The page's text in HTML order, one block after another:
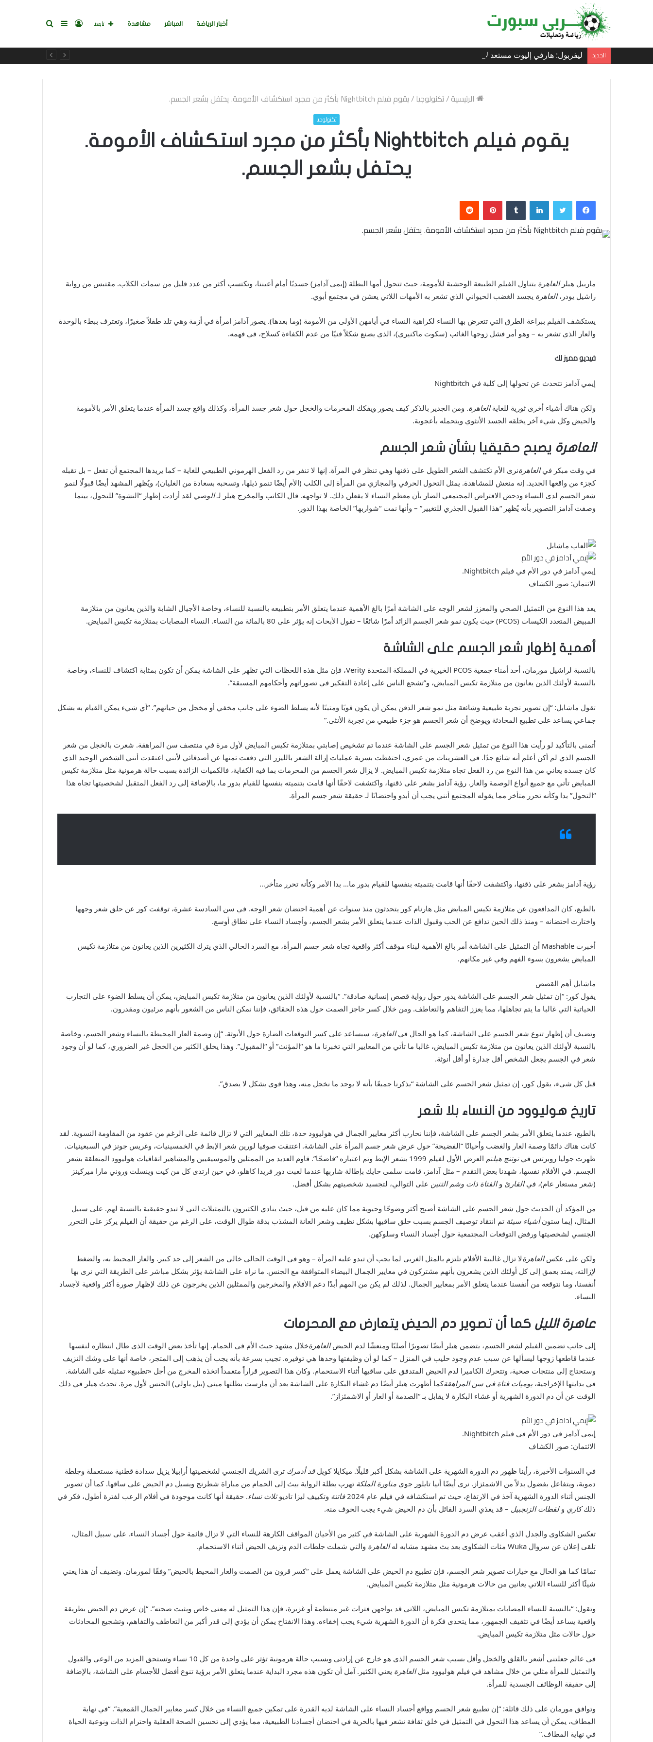
أخبار الرياضة المباشر مشاهدة بحثإضافةتسجيل تابعنا
الجديد ليفربول: هارفي إليوت مستعد لاغتنام “الفرصة الثانية” في آنفيلد
الرئيسية/تكنولوجيا /يقوم فيلم Nightbitch بأكثر من مجرد استكشاف الأمومة. يحتفل بشعر الجسم.
تكنولوجيا
يقوم فيلم Nightbitch بأكثر من مجرد استكشاف الأمومة.
يحتفل بشعر الجسم.
فيسبوكتويتر لينكدإن بينتيريست
مارييل هيلرالعاهرة يتناول الفيلم الطبيعة الوحشية للأمومة، حيث تتحول أمها البطلة (إيمي آدامز) جسديًا أمام أعيننا، وتكتسب أكثر من عدد قليل من سمات الكلاب. مقتبس من رواية
راشيل يودر،العاهرة يجسد الغضب الحيواني الذي تشعر به الأمهات اللاتي يعشن في مجتمع أبوي.
يستكشف الفيلم ببراعة الطرق التي تتعرض بها النساء لكراهية النساء في أيامهن الأولى من الأمومة (وما بعدها). يصور آدامز امرأة في أزمة وهي تلد طفلاً صغيرًا، وتعترف ببطء بالوحدة
والعار الذي تشعر به – وهو أمر فشل زوجها الغائب (سكوت ماكنيري)، الذي يصنع شكلاً فنيًا من عدم الكفاءة كسلاح، في فهمه.
فيديو مميز لك
إيمي آدامز تتحدث عن تحولها إلى كلبة في Nightbitch
ولكن هناك أشياء أخرى ثورية للغايةالعاهرة. ومن الجدير بالذكر كيف يصور ويفكك المحرمات والخجل حول شعر جسد المرأة، وكذلك واقع جسد المرأة عندما يتعلق الأمر بالأمومة
والحيض وكل شيء آخر يخلقه الجسد الأنثوي ويتحمله بأعجوبة.
العاهرة يصبح حقيقيا بشأن شعر الجسم
في وقت مبكر فيالعاهرةنرى الأم تكتشف الشعر الطويل على ذقنها وهي تنظر في المرآة. إنها لا تنفر من رد الفعل الهرموني الطبيعي للغاية – كما يريدها المجتمع أن تفعل – بل تقبله
كجزء من واقعها الجديد. إنه منعش للمشاهدة. يمثل التحول الحرفي والمجازي من المرأة إلى الكلب (الأم أيضًا تنمو ذيلها، وتسحبه بسعادة من الغليان)، ويُظهر المشهد أيضًا قبولًا لنمو
شعر الجسم لدى النساء ودحض الافتراض المجتمعي الضار بأن معظم النساء لا يفعلن ذلك. لا تواجهه. قال الكاتب والمخرج هيلر لـالوصي لقد أرادت إظهار “النشوة” للتحول، بينما
وصفت آدامز التصوير بأنه يُظهر “هذا القبول الجذري للتغيير” – وأنها نمت “شواربها” الخاصة بهذا الدور.
إيمي آدامز في دور الأم في فيلم Nightbitch.
الائتمان: صور الكشاف
يعد هذا النوع من التمثيل الصحي والمعزز لشعر الوجه على الشاشة أمرًا بالغ الأهمية عندما يتعلق الأمر بتطبيعه بالنسبة للنساء، وخاصة الأجيال الشابة والذين يعانون من متلازمة
المبيض المتعدد الكيسات (PCOS) حيث يكون نمو شعر الجسم الزائد أمرًا شائعًا – تقول الأبحاث إنه يؤثر على 80 بالمائة من النساء. النساء المصابات بمتلازمة تكيس المبايض.
أهمية إظهار شعر الجسم على الشاشة
بالنسبة لراشيل مورمان، أحد أمناء جمعية PCOS الخيرية في المملكة المتحدة Verity، فإن مثل هذه اللحظات التي تظهر على الشاشة يمكن أن تكون بمثابة اكتشاف للنساء، وخاصة
بالنسبة لأولئك الذين يعانون من متلازمة تكيس المبايض، و”تشجع الناس على إعادة التفكير في تصوراتهم وأحكامهم المسبقة”.
تقول ماشابل: “إن تصوير تجربة طبيعية وشائعة مثل نمو شعر الذقن يمكن أن يكون قويًا ومثبتًا لأنه يسلط الضوء على جانب مخفي أو مخجل من حياتهم”. “أي شيء يمكن القيام به بشكل
جماعي يساعد على تطبيع المحادثة ويوضح أن شعر الجسم هو جزء طبيعي من تجربة الأنثى.”
أتمنى بالتأكيد لو رأيت هذا النوع من تمثيل شعر الجسم على الشاشة عندما تم تشخيص إصابتي بمتلازمة تكيس المبايض لأول مرة في منتصف سن المراهقة. شعرت بالخجل من شعر
الجسم الذي لم أكن أعلم أنه شائع جدًا. في العشرينات من عمري، احتفظت بسرية عمليات إزالة الشعر بالليزر التي دفعت ثمنها عن أصدقائي لأنني اعتقدت أنني الشخص الوحيد الذي
كان جسده يعاني من هذا النوع من رد الفعل تجاه متلازمة تكيس المبايض. لا يزال شعر الجسم من المحرمات بما فيه الكفاية، فالكميات الزائدة بسبب حالة هرمونية مثل متلازمة تكيس
المبايض تأتي مع جميع أنواع الوصمة والعار. رؤية آدامز بشعر على ذقنها، واكتشفت لاحقًا أنها قامت بتنميته بنفسها للقيام بدور ما، بالإضافة إلى رد الفعل المتقبل لشخصيتها تجاه هذا
“التحول” بدا وكأنه تحرر متأخر مما يقوله المجتمع أنني يجب أن أبدو واحتضانًا لـ حقيقة شعر جسم المرأة.
رؤية آدامز بشعر على ذقنها، واكتشفت لاحقًا أنها قامت بتنميته بنفسها للقيام بدور ما… بدا الأمر وكأنه تحرر متأخر…
بالطبع، كان المدافعون عن متلازمة تكيس المبايض مثل هارنام كور يتحدثون منذ سنوات عن أهمية احتضان شعر الوجه. في سن السادسة عشرة، توقفت كور عن حلق شعر وجهها
واختارت احتضانه – ومنذ ذلك الحين تدافع عن الحب وقبول الذات عندما يتعلق الأمر بشعر الجسم، وأجساد النساء على نطاق أوسع.
أخبرت Mashable أن التمثيل على الشاشة أمر بالغ الأهمية لبناء موقف أكثر واقعية تجاه شعر جسم المرأة، مع السرد الحالي الذي يترك الكثيرين الذين يعانون من متلازمة تكيس
المبايض يشعرون بسوء الفهم وفي غير مكانهم.
ماشابل أهم القصص
يقول كور: “إن تمثيل شعر الجسم على الشاشة يدور حول رواية قصص إنسانية صادقة”. “بالنسبة لأولئك الذين يعانون من متلازمة تكيس المبايض، يمكن أن يسلط الضوء على التجارب
الحياتية التي غالبا ما يتم تجاهلها، مما يعزز التفاهم والتعاطف. ومن خلال كسر حاجز الصمت حول هذه الحقائق، فإننا نمكن الناس من الشعور بأنهم مرئيون ومقدرون.
وتضيف أن إظهار تنوع شعر الجسم على الشاشة، كما هو الحال فيالعاهرة، سيساعد على كسر التوقعات الضارة حول الأنوثة. “إن وصمة العار المحيطة بالنساء وشعر الجسم، وخاصة
بالنسبة لأولئك الذين يعانون من متلازمة تكيس المبايض، غالبا ما تأتي من المعايير التي تخبرنا ما هو “المؤنث” أو “المقبول”. وهذا يخلق الكثير من الخجل غير الضروري، كما لو أن وجود
شعر في الجسم يجعل الشخص أقل جدارة أو أقل أنوثة.
قبل كل شيء، يقول كور، إن تمثيل شعر الجسم على الشاشة “يذكرنا جميعًا بأنه لا يوجد ما نخجل منه، وهذا قوي بشكل لا يصدق”.
تاريخ هوليوود من النساء بلا شعر
بالطبع، عندما يتعلق الأمر بشعر الجسم على الشاشة، فإننا نحارب أكثر معايير الجمال في هوليوود حدة، تلك المعايير التي لا تزال قائمة على الرغم من عقود من المقاومة النسوية. لقد
كانت هناك دائمًا وصمة العار والغضب وأحيانًا “الفضيحة” حول عرض شعر جسم المرأة على الشاشة. اعتنقت صوفيا لورين شعر الإبط في الخمسينيات، وغريس جونز في السبعينيات.
ظهرت جوليا روبرتس فينوتنج هيل
تم العرض الأول لفيلم 1999 بشعر الإبط وتم اعتباره “فاضحًا”. قاوم العديد من الممثلين والموسيقيين والمشاهير اتفاقيات هوليوود المتعلقة بشعر
الجسم. في الأفلام نفسها، شهدنا بعض التقدم – مثل آدامز، قامت سلمى حايك بإطالة شاربها عندما لعبت دور فريدا كاهلو، في حين ارتدى كل من كيت وينسلت وروني مارا ميركينز
(شعر مستعار عام)، فيالقارئ والفتاة ذات وشم التنين على التوالي، لتجسيد شخصيتهم بشكل أفضل.
من المؤكد أن الحديث حول شعر الجسم على الشاشة أصبح أكثر وضوحًا وحيوية مما كان عليه من قبل، حيث ينادي الكثيرون بالتمثيلات التي لا تبدو حقيقية بالنسبة لهم. على سبيل
المثال، إيما ستونأشياء سيئة تم انتقاد توصيف الجسم بسبب حلق ساقيها بشكل نظيف وشعر العانة المشذب بدقة طوال الوقت، على الرغم من حقيقة أن الفيلم يركز على التحرر
الجنسي لشخصيتها ورفض التوقعات المجتمعية حول أجساد النساء وسلوكهن.
ولكن على عكسالعاهرةلا تزال غالبية الأفلام تلتزم بالمثل الغربي لما يجب أن تبدو عليه المرأة – وهو في الوقت الحالي خالي من الشعر إلى حد كبير. والعار المحيط به، والضغط
لإزالته، يمتد بعمق إلى كل أولئك الذين يشعرون بأنهم مشتركون في معايير الجمال البيضاء المتوافقة مع الجنس. ما نراه على الشاشة يؤثر بشكل مباشر على الطريقة التي نرى بها
أنفسنا، وما نتوقعه من أنفسنا عندما يتعلق الأمر بمعايير الجمال. لذلك لم يكن من المهم أبدًا دعم الأفلام والمخرجين والممثلين الذين يخرجون عن ذلك لإظهار صورة أكثر واقعية لأجساد
النساء.
عاهرة الليل كما أن تصوير دم الحيض يتعارض مع المحرمات
إلى جانب تضمين الفيلم لشعر الجسم، يتضمن هيلر أيضًا تصويرًا أصليًا ومنعشًا لدم الحيضالعاهرةخلال مشهد حيث الأم في الحمام. إنها تأخذ بعض الوقت الذي طال انتظاره لنفسها
عندما قاطعها زوجها ليسألها عن سبب عدم وجود حليب في المنزل – كما لو أن وظيفتها وحدها هي توفيره. تجيب بسرعة بأنه يجب أن يذهب إلى المتجر، خاصة أنها على وشك النزيف
وستحتاج إلى منتجات صحية، وتتحرك الكاميرا لدم الحيض المتدفق على ساقيها أثناء الاستحمام. وكان هذا التصوير قراراً متعمداً اتخذه المخرج من أجل «تطبيع» تمثيله على الشاشة.
في بدايتها الإخراجية، يوميات فتاة في سن المراهقةكما أظهرت هيلر أيضًا دم غشاء البكارة على الشاشة بعد أن مارست بطلتها ميني (بيل باولي) الجنس لأول مرة. تحدث هيلر في ذلك
الوقت عن أن دم الدورة الشهرية أو غشاء البكارة لا يقابل بـ “الصدمة أو العار أو الاشمئزاز”.
إيمي آدامز في دور الأم في فيلم Nightbitch.
الائتمان: صور الكشاف
في السنوات الأخيرة، رأينا ظهور دم الدورة الشهرية على الشاشة بشكل أكبر قليلًا. ميكايلا كويلقد أدمرك ترى الشريك الجنسي لشخصيتها أرابيلا يزيل سدادة قطنية مستعملة وجلطة
دموية، ويتفاعل بفضول بدلاً من الاشمئزاز. نرى أيضًا أنيا تايلور جوي مناورة الملكة تهرب بطلة الرواية بيث إلى الحمام من مباراة شطرنج ويسيل دم الحيض على ساقها. كما أن تصوير
الجنس أثناء الدورة الشهرية آخذ في الارتفاع، حيث تم استكشافه في فيلم عام 2024
فاتنة وتكييف ليزا تاديوثلاث نساء. حقيقة أنها كانت موجودة في أفلام الرعب لفترة أطول، فكر في
ذلككاري ولقطات الزنجبيل – قد يغذي السرد القائل بأن دم الحيض شيء يجب الخوف منه.
تعكس الشكاوى والجدل الذي أعقب عرض دم الدورة الشهرية على الشاشة في كثير من الأحيان المواقف الكارهة للنساء التي لا تزال قائمة حول أجساد النساء. على سبيل المثال،
تلقى إعلان عن سروال Wuka مئات الشكاوى بعد بث مشهد مشابه له
العاهرة والتي شملت جلطات الدم ونزيف الحيض أثناء الاستحمام.
تمامًا كما هو الحال مع خيارات تصوير شعر الجسم، فإن تطبيع دم الحيض على الشاشة يعمل على “كسر قرون من الصمت والعار المحيط بالحيض” وفقًا لمورمان. وتضيف أن هذا يعني
شيئًا أكثر للنساء اللاتي يعانين من حالات هرمونية مثل متلازمة تكيس المبايض.
وتقول: “بالنسبة للنساء المصابات بمتلازمة تكيس المبايض، اللاتي قد يواجهن فترات غير منتظمة أو غزيرة، فإن هذا التمثيل له معنى خاص ويثبت صحته”. “إن عرض دم الحيض بطريقة
واقعية يساعد أيضًا في تثقيف الجمهور، مما يتحدى فكرة أن الدورة الشهرية شيء يجب إخفاءه. وهذا الانفتاح يمكن أن يؤدي إلى قدر أكبر من التعاطف والتفاهم، وتشجيع المحادثات
حول حالات مثل متلازمة تكيس المبايض.
في عالم جعلتني أشعر بالقلق والخجل وأقل بسبب شعر الجسم الذي هو خارج عن إرادتي وبسبب حالة هرمونية تؤثر على واحدة من كل 10 نساء وتستحق المزيد من الوعي والقبول
والتمثيل للمرأة مثلي من خلال مشاهد في فيلم هوليوود مثلالعاهرة يعني الكثير. آمل أن تكون هذه مجرد البداية عندما يتعلق الأمر برؤية تنوع أفضل للأجسام على الشاشة، بالإضافة
إلى حقيقة الوظائف الجسدية للمرأة.
وتوافق مورمان على ذلك قائلة: “إن تطبيع شعر الجسم وواقع أجساد النساء على الشاشة لديه القدرة على تمكين جميع النساء من خلال كسر معايير الجمال القمعية”. “في نهاية
المطاف، يمكن أن يساعد هذا التحول في التمثيل في خلق ثقافة نشعر فيها بالحرية في احتضان أجسادنا الطبيعية، مما يؤدي إلى تحسين الصحة العقلية واحترام الذات ونوعية الحياة
في نهاية المطاف.”